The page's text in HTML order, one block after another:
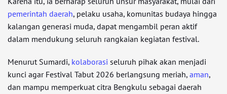
pemerintah daerah, pelaku usaha, komunitas budaya hingga
kalangan generasi muda, dapat mengambil peran aktif
dalam mendukung seluruh rangkaian kegiatan festival.
Menurut Sumardi, kolaborasi seluruh pihak akan menjadi
kunci agar Festival Tabut 2026 berlangsung meriah, aman,
dan mampu memperkuat citra Bengkulu sebagai daerah